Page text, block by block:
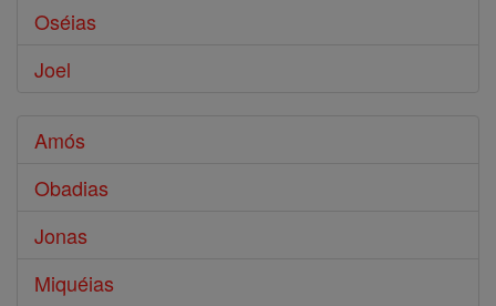
Oséias
Joel
Amós
Obadias
Jonas
Miquéias